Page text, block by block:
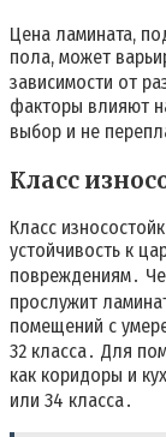
Цена ламината,
пола, может
зависимости от
факторы влияют
выбор и не
Класс
Класс
устойчивость к
повреждениям․
прослужит
помещений с
32 класса․ Для
как коридоры и
или 34 класса․